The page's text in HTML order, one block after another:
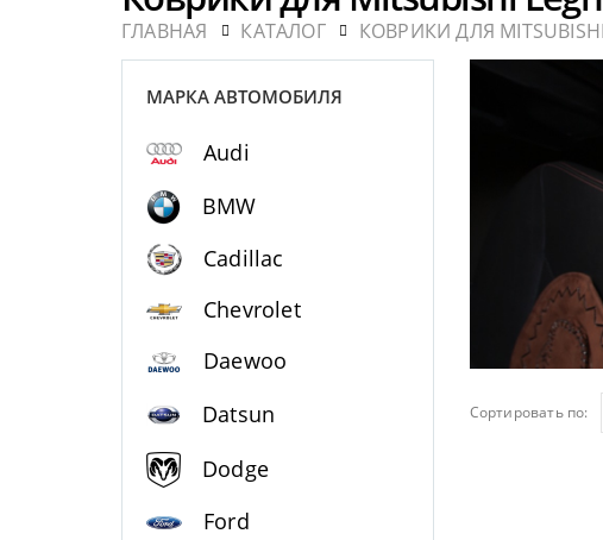
ГЛАВНАЯ КАТАЛОГ КОВРИКИ ДЛЯ MITSUBISHI
Сортировать по:
МАРКА АВТОМОБИЛЯ
Audi
BMW
Cadillac
Chevrolet
Daewoo
Datsun
Dodge
Ford